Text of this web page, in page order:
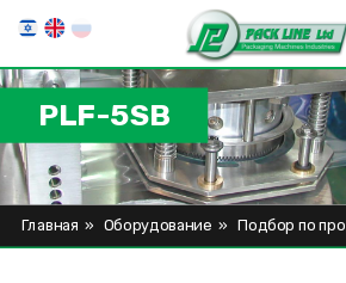
PLF-5SB
Главная » Оборудование » Подбор по